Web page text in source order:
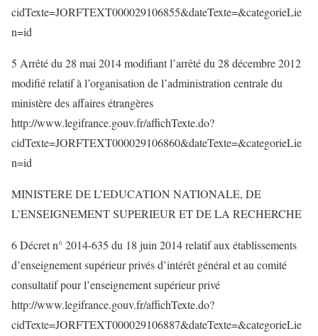
cidTexte=JORFTEXT000029106855&dateTexte=&categorieLie
n=id
5 Arrêté du 28 mai 2014 modifiant l’arrêté du 28 décembre 2012
modifié relatif à l’organisation de l’administration centrale du
ministère des affaires étrangères
http://www.legifrance.gouv.fr/affichTexte.do?
cidTexte=JORFTEXT000029106860&dateTexte=&categorieLie
n=id
MINISTERE DE L’EDUCATION NATIONALE, DE
L’ENSEIGNEMENT SUPERIEUR ET DE LA RECHERCHE
6 Décret n° 2014-635 du 18 juin 2014 relatif aux établissements
d’enseignement supérieur privés d’intérêt général et au comité
consultatif pour l’enseignement supérieur privé
http://www.legifrance.gouv.fr/affichTexte.do?
cidTexte=JORFTEXT000029106887&dateTexte=&categorieLie